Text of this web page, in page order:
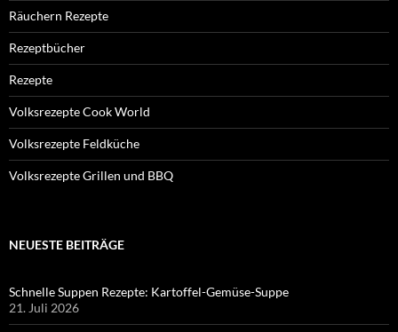
Räuchern Rezepte
Rezeptbücher
Rezepte
Volksrezepte Cook World
Volksrezepte Feldküche
Volksrezepte Grillen und BBQ
NEUESTE BEITRÄGE
Schnelle Suppen Rezepte: Kartoffel-Gemüse-Suppe
21. Juli 2026